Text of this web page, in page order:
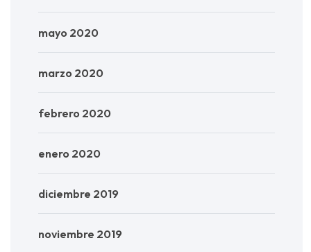
mayo 2020
marzo 2020
febrero 2020
enero 2020
diciembre 2019
noviembre 2019